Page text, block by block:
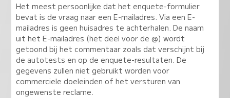
Het meest persoonlijke dat het enquete-formulier
bevat is de vraag naar een E-mailadres. Via een E-
mailadres is geen huisadres te achterhalen. De naam
uit het E-mailadres (het deel voor de @) wordt
getoond bij het commentaar zoals dat verschijnt bij
de autotests en op de enquete-resultaten. De
gegevens zullen niet gebruikt worden voor
commerciele doeleinden of het versturen van
ongewenste reclame.